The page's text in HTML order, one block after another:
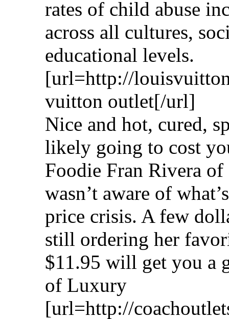
rates of child abuse
across all cultures,
educational levels.
[url=http://
vuitton outlet[/url]
Nice and hot, cured,
likely going to cost
Foodie Fran Rivera
wasn’t aware of
price crisis. A few
still ordering her
$11.95 will get you a
of Luxury
[url=http://